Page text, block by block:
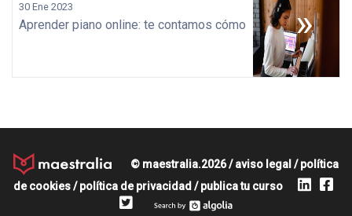
»
30 Ene 2023
Aprender piano online: te contamos cómo
© maestralia.2026 /aviso legal /política
de cookies/política de privacidad /publica tu curso